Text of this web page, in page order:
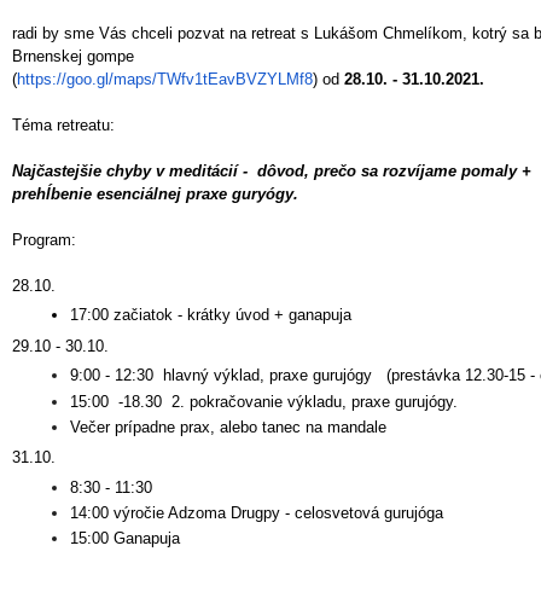
radi by sme Vás chceli pozvat na retreat s Lukášom Chmelíkom, kotrý sa
Brnenskej gompe
(https://goo.gl/maps/TWfv1tEavBVZYLMf8) od 28.10. - 31.10.2021.
Téma retreatu:
Najčastejšie chyby v meditácií - dôvod, prečo sa rozvíjame pomaly +
prehĺbenie esenciálnej praxe guryógy.
Program:
28.10.
17:00 začiatok - krátky úvod + ganapuja
29.10 - 30.10.
9:00 - 12:30 hlavný výklad, praxe gurujógy (prestávka 12.30-15 -
15:00 -18.30 2. pokračovanie výkladu, praxe gurujógy.
Večer prípadne prax, alebo tanec na mandale
31.10.
8:30 - 11:30
14:00 výročie Adzoma Drugpy - celosvetová gurujóga
15:00 Ganapuja